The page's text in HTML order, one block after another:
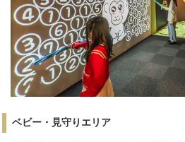
ベビー・見守りエリア